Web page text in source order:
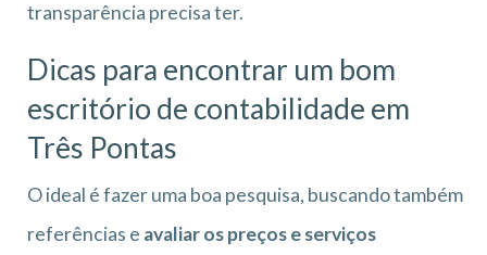
transparência precisa ter.
Dicas para encontrar um bom
escritório de contabilidade em
Três Pontas
O ideal é fazer uma boa pesquisa, buscando também
referências e avaliar os preços e serviços